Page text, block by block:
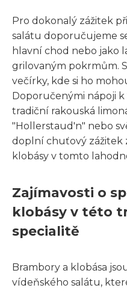
Pro dokonalý zážitek
salátu doporučujeme
hlavní chod nebo jako
grilovaným pokrmům.
večírky, kde si ho
Doporučenými nápoji
tradiční rakouská
"Hollerstaud'n" nebo
doplní chuťový zážitek
klobásy v tomto
Zajímavosti o
klobásy v této
specialitě
Brambory a klobása
vídeňského salátu,